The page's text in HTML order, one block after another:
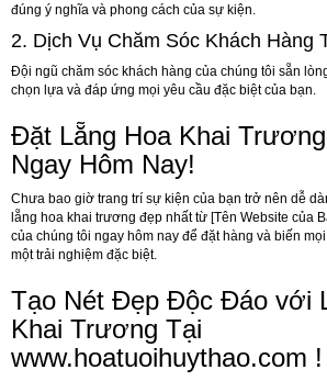
đúng ý nghĩa và phong cách của sự kiện.
2. Dịch Vụ Chăm Sóc Khách Hàng
Đội ngũ chăm sóc khách hàng của chúng tôi sẵn
chọn lựa và đáp ứng mọi yêu cầu đặc biệt của bạn.
Đặt Lẵng Hoa Khai
Ngay Hôm Nay!
Chưa bao giờ trang trí sự kiện của bạn trở nên dễ
lẵng hoa khai trương đẹp nhất từ [Tên Website của
của chúng tôi ngay hôm nay để đặt hàng và biến
một trải nghiệm đặc biệt.
Tạo Nét Đẹp Độc Đáo với
Khai Trương Tại
www.hoatuoihuythao.com !